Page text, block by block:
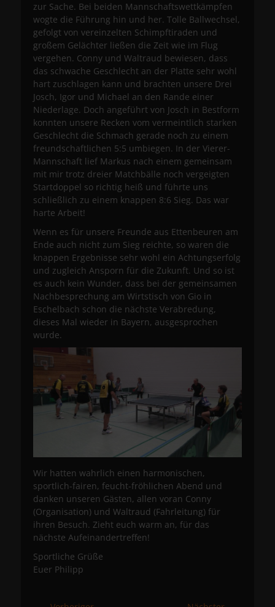
zur Sache. Bei beiden Mannschaftswettkämpfen
wogte die Führung hin und her. Tolle Ballwechsel,
gefolgt von vereinzelten Schimpftiraden und
großem Gelächter ließen die Zeit wie im Flug
vergehen. Conny und Waltraud bewiesen, dass
das schwache Geschlecht an der Platte sehr wohl
hart zuschlagen kann und brachten unsere Drei
Josch, Igor und Michael an den Rande einer
Niederlage. Doch angeführt von Josch in Bestform
konnten unsere Recken vom vermeintlich starken
Geschlecht die Schmach gerade noch zu einem
freundschaftlichen 5:5 umbiegen. In der Vierer-
Mannschaft lief Markus nach einem gemeinsam
mit mir trotz dreier Matchbälle noch vergeigten
Startdoppel so richtig heiß und führte uns
schließlich zu einem knappen 8:6 Sieg. Das war
harte Arbeit!
Wenn es für unsere Freunde aus Ettenbeuren am
Ende auch nicht zum Sieg reichte, so waren die
knappen Ergebnisse sehr wohl ein Achtungserfolg
und zugleich Ansporn für die Zukunft. Und so ist
es auch kein Wunder, dass bei der gemeinsamen
Nachbesprechung am Wirtstisch von Gio in
Eschelbach schon die nächste Verabredung,
dieses Mal wieder in Bayern, ausgesprochen
wurde.
Wir hatten wahrlich einen harmonischen,
sportlich-fairen, feucht-fröhlichen Abend und
danken unseren Gästen, allen voran Conny
(Organisation) und Waltraud (Fahrleitung) für
ihren Besuch. Zieht euch warm an, für das
nächste Aufeinandertreffen!
Sportliche Grüße
Euer Philipp